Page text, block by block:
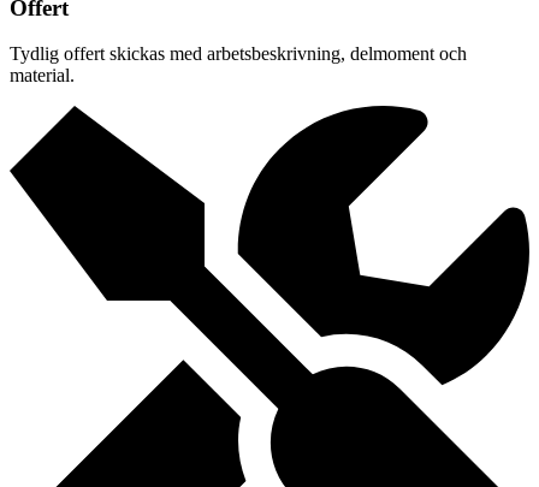
Offert
Tydlig offert skickas med arbetsbeskrivning, delmoment och
material.